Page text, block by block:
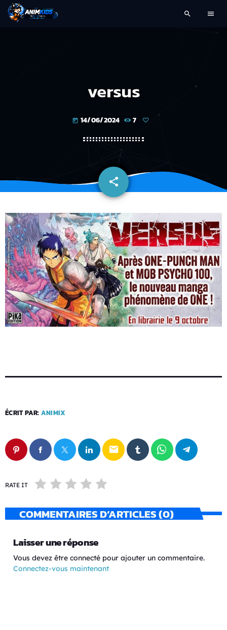
search menu
versus
today 14/06/2024 7
share
email
ÉCRIT PAR: ANIMIX
email
RATE IT
COMMENTAIRES D’ARTICLES (0)
Laisser une réponse
Vous devez être connecté pour ajouter un commentaire.
Connectez-vous maintenant